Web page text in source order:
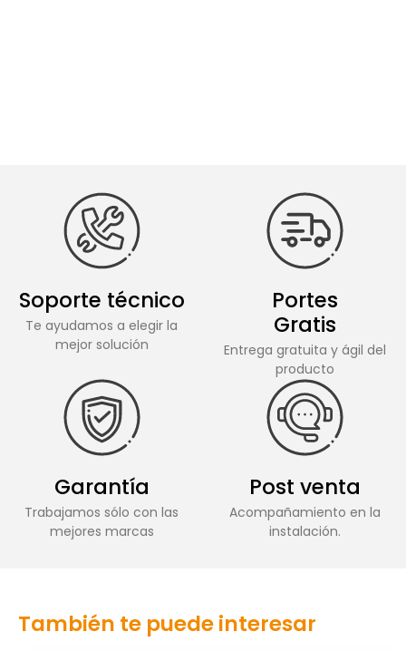
Soporte técnico
Te ayudamos a elegir la
mejor solución
Portes
Gratis
Entrega gratuita y ágil del
producto
Garantía
Trabajamos sólo con las
mejores marcas
Post venta
Acompañamiento en la
instalación.
También te puede interesar